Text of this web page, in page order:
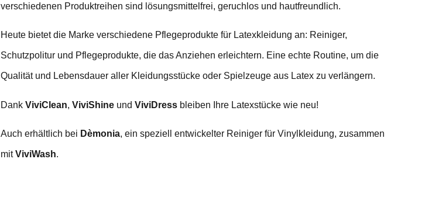
verschiedenen Produktreihen sind lösungsmittelfrei, geruchlos und hautfreundlich.
Heute bietet die Marke verschiedene Pflegeprodukte für Latexkleidung an: Reiniger,
Schutzpolitur und Pflegeprodukte, die das Anziehen erleichtern. Eine echte Routine, um die
Qualität und Lebensdauer aller Kleidungsstücke oder Spielzeuge aus Latex zu verlängern.
Dank ViviClean, ViviShineund ViviDressbleiben Ihre Latexstücke wie neu!
Auch erhältlich bei Dèmonia, ein speziell entwickelter Reiniger für Vinylkleidung, zusammen
mitViviWash.